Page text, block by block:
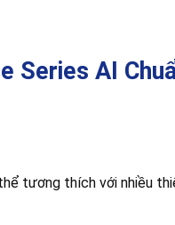
Series AI
tương thích với nhiều